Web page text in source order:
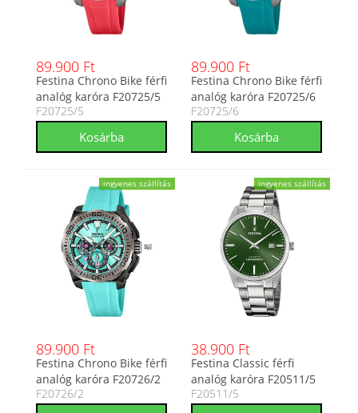
89.900 Ft
Festina Chrono Bike férfi
analóg karóra F20725/5
F20725/5
89.900 Ft
Festina Chrono Bike férfi
analóg karóra F20725/6
F20725/6
ingyenes szállítás
89.900 Ft
Festina Chrono Bike férfi
analóg karóra F20726/2
F20726/2
ingyenes szállítás
38.900 Ft
Festina Classic férfi
analóg karóra F20511/5
F20511/5